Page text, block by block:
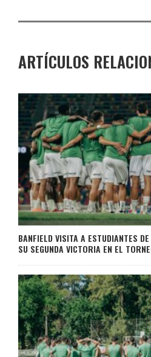
ARTÍCULOS
BANFIELD VISITA A ESTUDIANTES
SU SEGUNDA VICTORIA EN EL